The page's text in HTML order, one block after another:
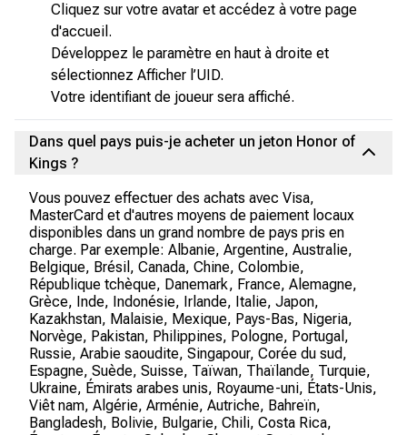
Cliquez sur votre avatar et accédez à votre page
d'accueil.
Développez le paramètre en haut à droite et
sélectionnez Afficher l’UID.
Votre identifiant de joueur sera affiché.
Dans quel pays puis-je acheter un jeton Honor of
Kings ?
Vous pouvez effectuer des achats avec Visa,
MasterCard et d'autres moyens de paiement locaux
disponibles dans un grand nombre de pays pris en
charge. Par exemple: Albanie, Argentine, Australie,
Belgique, Brésil, Canada, Chine, Colombie,
République tchèque, Danemark, France, Alemagne,
Grèce, Inde, Indonésie, Irlande, Italie, Japon,
Kazakhstan, Malaisie, Mexique, Pays-Bas, Nigeria,
Norvège, Pakistan, Philippines, Pologne, Portugal,
Russie, Arabie saoudite, Singapour, Corée du sud,
Espagne, Suède, Suisse, Taïwan, Thaïlande, Turquie,
Ukraine, Émirats arabes unis, Royaume-uni, États-Unis,
Viêt nam, Algérie, Arménie, Autriche, Bahreïn,
Bangladesh, Bolivie, Bulgarie, Chili, Costa Rica,